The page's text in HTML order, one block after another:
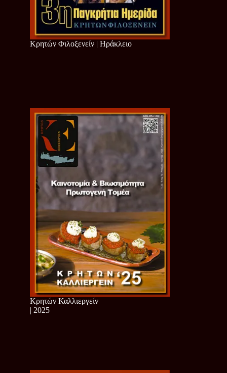
Κρητών Φιλοξενείν | Ηράκλειο
Κρητών Καλλιεργείν
| 2025